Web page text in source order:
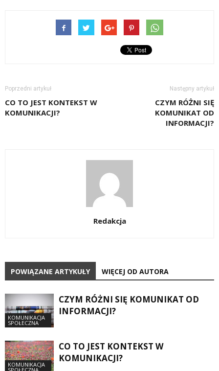
Poprzedni artykuł
CO TO JEST KONTEKST W
KOMUNIKACJI?
Następny artykuł
CZYM RÓŻNI SIĘ
KOMUNIKAT OD
INFORMACJI?
Redakcja
POWIĄZANE ARTYKUŁY WIĘCEJ OD AUTORA
KOMUNIKACJA
SPOŁECZNA
CZYM RÓŻNI SIĘ KOMUNIKAT OD
INFORMACJI?
KOMUNIKACJA
CO TO JEST KONTEKST W
KOMUNIKACJI?